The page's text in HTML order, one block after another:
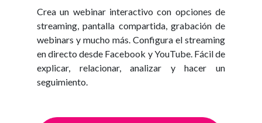
Crea un webinar interactivo con opciones de
streaming, pantalla compartida, grabación de
webinars y mucho más. Configura el streaming
en directo desde Facebook y YouTube. Fácil de
explicar, relacionar, analizar y hacer un
seguimiento.